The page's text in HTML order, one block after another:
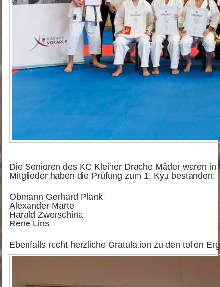
Die Senioren des KC Kleiner Drache Mäder waren
Mitglieder haben die Prüfung zum 1. Kyu bestanden:
Obmann Gerhard Plank
Alexander Marte
Harald Zwerschina
Rene Lins
Ebenfalls recht herzliche Gratulation zu den tollen